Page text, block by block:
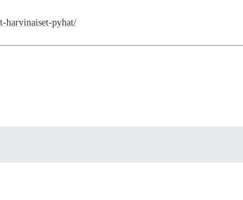
harvinaiset-pyhat/